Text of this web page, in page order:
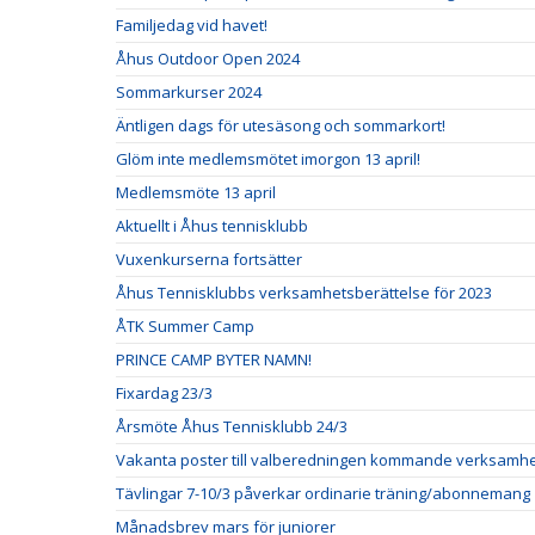
Familjedag vid havet!
Åhus Outdoor Open 2024
Sommarkurser 2024
Äntligen dags för utesäsong och sommarkort!
Glöm inte medlemsmötet imorgon 13 april!
Medlemsmöte 13 april
Aktuellt i Åhus tennisklubb
Vuxenkurserna fortsätter
Åhus Tennisklubbs verksamhetsberättelse för 2023
ÅTK Summer Camp
PRINCE CAMP BYTER NAMN!
Fixardag 23/3
Årsmöte Åhus Tennisklubb 24/3
Vakanta poster till valberedningen kommande
Tävlingar 7-10/3 påverkar ordinarie träning/abonnemang
Månadsbrev mars för juniorer